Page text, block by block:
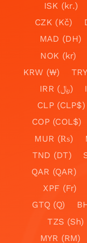
ISK (kr.)
CZK (Kč)
MAD (DH)
NOK (kr)
KRW (₩)
IRR (﷼)
CLP (CLP$)
COP (COL$)
MUR (₨)
TND (DT)
QAR (QAR)
XPF (Fr)
GTQ (Q)
TZS (Sh)
MYR (RM)